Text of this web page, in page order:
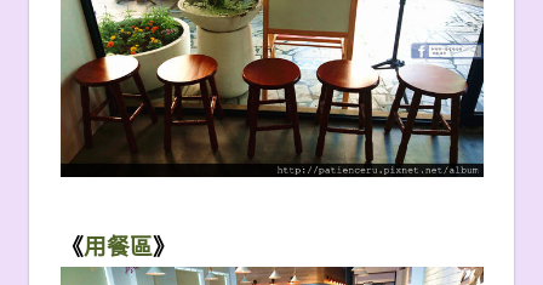
《用餐區》